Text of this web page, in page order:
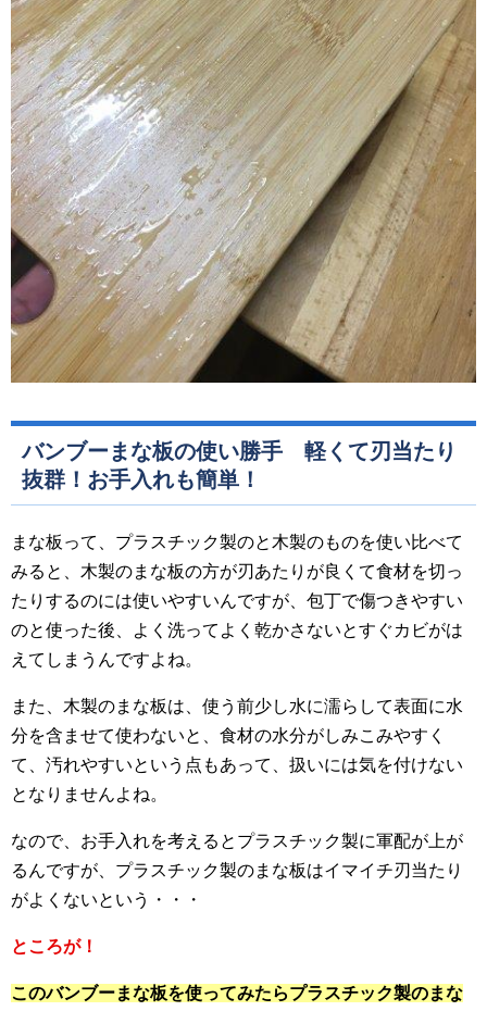
バンブーまな板の使い勝手 軽くて刃当たり
抜群！お手入れも簡単！
まな板って、プラスチック製のと木製のものを使い比べて
みると、木製のまな板の方が刃あたりが良くて食材を切っ
たりするのには使いやすいんですが、包丁で傷つきやすい
のと使った後、よく洗ってよく乾かさないとすぐカビがは
えてしまうんですよね。
また、木製のまな板は、使う前少し水に濡らして表面に水
分を含ませて使わないと、食材の水分がしみこみやすく
て、汚れやすいという点もあって、扱いには気を付けない
となりませんよね。
なので、お手入れを考えるとプラスチック製に軍配が上が
るんですが、プラスチック製のまな板はイマイチ刃当たり
がよくないという・・・
ところが！
このバンブーまな板を使ってみたらプラスチック製のまな